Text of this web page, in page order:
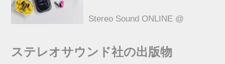
Stereo Sound ONLINE @
ステレオサウンド社の出版物